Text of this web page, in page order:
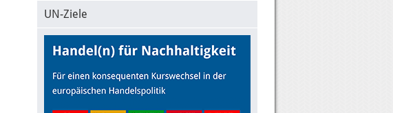
UN-Ziele